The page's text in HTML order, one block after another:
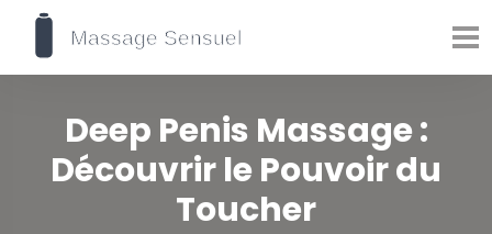
Deep Penis Massage :
Découvrir le Pouvoir du
Toucher